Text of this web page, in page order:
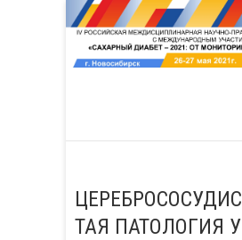
Skip
content
ЦЕРЕБРОСОСУДИС
ТАЯ ПАТОЛОГИЯ У